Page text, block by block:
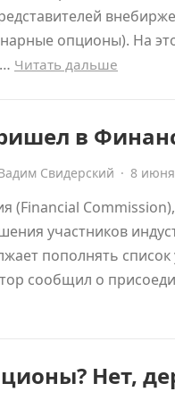
опционы). На
Читать дальше
в
Свидерский · 8
(Financial
участников
пополнять список
сообщил о
Нет,